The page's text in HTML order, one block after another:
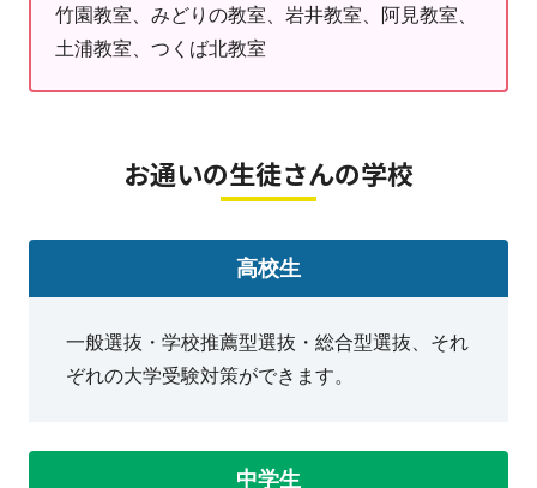
◎7月の受付時間及び休校日◎
竹園教室、みどりの教室、岩井教室、阿見教室、
土浦教室、つくば北教室
お通いの生徒さんの学校
高校生
一般選抜・学校推薦型選抜・総合型選抜、それ
ぞれの大学受験対策ができます。
中学生